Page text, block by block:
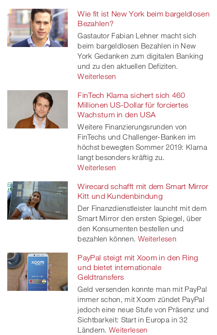
Wie fit ist New York beim bargeldlosen
Bezahlen?
Gastautor Fabian Lehner macht sich
beim bargeldlosen Bezahlen in New
York Gedanken zum digitalen Banking
und zu den aktuellen Defiziten.
Weiterlesen
FinTech Klarna sichert sich 460
Millionen US-Dollar für forciertes
Wachstum in den USA
Weitere Finanzierungsrunden von
FinTechs und Challenger-Banken im
höchst bewegten Sommer 2019: Klarna
langt besonders kräftig zu.
Weiterlesen
Wirecard schafft mit dem Smart Mirror
Kitt und Kundenbindung
Der Finanzdienstleister launcht mit dem
Smart Mirror den ersten Spiegel, über
den Konsumenten bestellen und
bezahlen können. Weiterlesen
PayPal steigt mit Xoom in den Ring
und bietet internationale
Geldtransfers
Geld versenden konnte man mit PayPal
immer schon, mit Xoom zündet PayPal
jedoch eine neue Stufe von Präsenz und
Sichtbarkeit: Start in Europa in 32
Ländern. Weiterlesen